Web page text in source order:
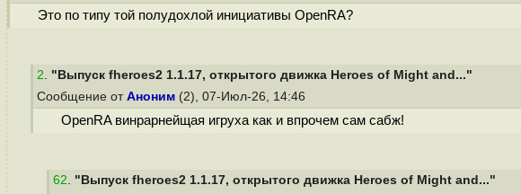
Это по типу той полудохлой инициативы OpenRA?
2. "Выпуск fheroes2 1.1.17, открытого движка Heroes of Might and..."
Сообщение от Аноним (2), 07-Июл-26, 14:46
OpenRA винрарнейщая игруха как и впрочем сам сабж!
62. "Выпуск fheroes2 1.1.17, открытого движка Heroes of Might and..."